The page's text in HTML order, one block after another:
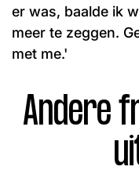
er was, baalde ik
meer te zeggen.
met me.'
Andere